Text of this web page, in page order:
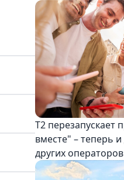
Т2 перезапускает
вместе" – теперь
других операторов